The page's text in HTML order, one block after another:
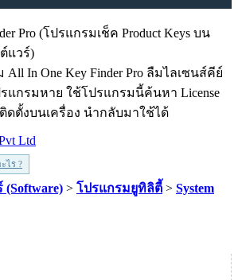
In One Key Finder Pro ลืมไลเซนส์คีย์
แกรมหาย ใช้โปรแกรมนี้ค้นหา License
ดตั้งบนเครื่อง นำกลับมาใช้ได้
Ltd
ไร ?
> โปรแกรมยูทิลิตี้ > System